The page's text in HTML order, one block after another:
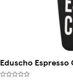
Eduscho Espresso